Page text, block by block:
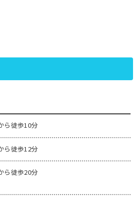
ら徒歩10分
ら徒歩12分
ら徒歩20分